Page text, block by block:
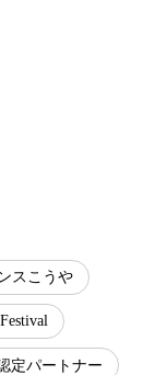
スこうや
定パートナー